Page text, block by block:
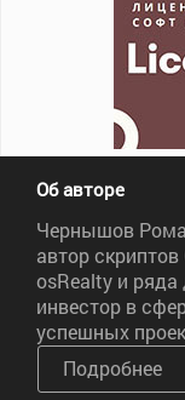
Об авторе
Чернышов
автор
osRealty и ряда
инвестор в
успешных
Подробнее